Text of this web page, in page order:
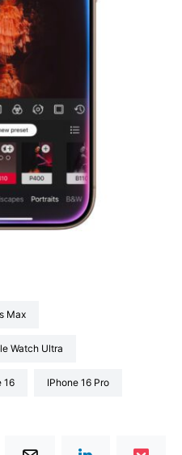
Max
Watch Ultra
16 iPhone 16 Pro